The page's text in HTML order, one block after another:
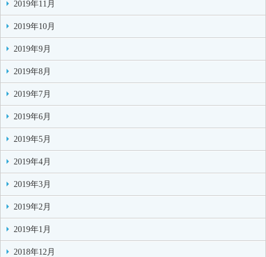
2019年11月
2019年10月
2019年9月
2019年8月
2019年7月
2019年6月
2019年5月
2019年4月
2019年3月
2019年2月
2019年1月
2018年12月